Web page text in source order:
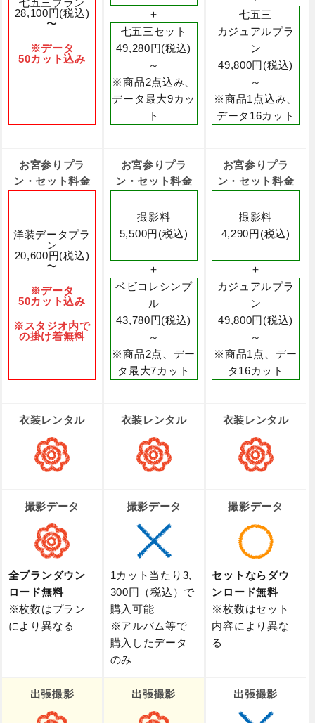
28,100円(税込)
〜
※データ
50カット込み
＋
七五三セット
49,280円(税込)
～
※商品2点込み、
データ最大9カッ
ト
七五三
カジュアルプラ
ン
49,800円(税込)
～
※商品1点込み、
データ16カット
お宮参りプラ
ン・セット料金
洋装データプラ
ン
20,600円(税込)
〜
※データ
50カット込み
※スタジオ内で
の掛け着無料
お宮参りプラ
ン・セット料金
撮影料
5,500円(税込)
＋
ベビコレシンプ
ル
43,780円(税込)
～
※商品2点、デー
タ最大7カット
お宮参りプラ
ン・セット料金
撮影料
4,290円(税込)
＋
カジュアルプラ
ン
49,800円(税込)
～
※商品1点、デー
タ16カット
衣装レンタル 衣装レンタル 衣装レンタル
撮影データ
全プランダウン
ロード無料
※枚数はプラン
により異なる
撮影データ
1カット当たり3,
300円（税込）で
購入可能
※アルバム等で
購入したデータ
のみ
撮影データ
セットならダウ
ンロード無料
※枚数はセット
内容により異な
る
出張撮影 出張撮影 出張撮影